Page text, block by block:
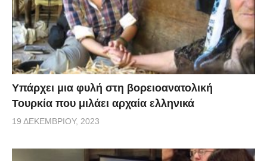
Υπάρχει μια φυλή στη βορειοανατολική
Τουρκία που μιλάει αρχαία ελληνικά
19 ΔΕΚΕΜΒΡΊΟΥ, 2023